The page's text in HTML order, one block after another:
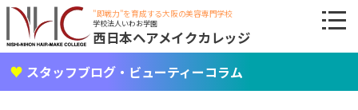
"即戦力"を育成する大阪の美容専門学校
学校法人いわお学園
西日本ヘアメイクカレッジ
スタッフブログ・ビューティーコラム